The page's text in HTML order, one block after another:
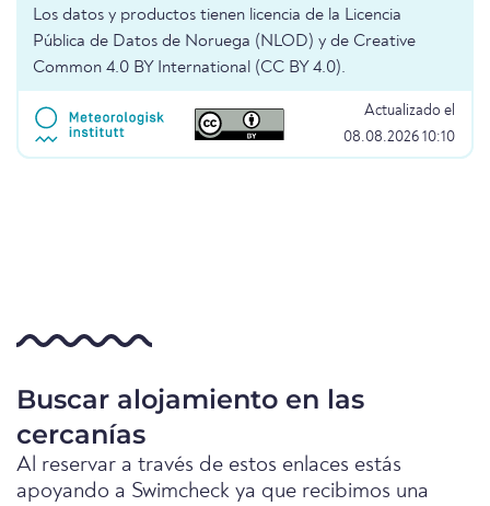
Los datos y productos tienen licencia de la Licencia
Pública de Datos de Noruega (NLOD) y de Creative
Common 4.0 BY International (CC BY 4.0).
Actualizado el
08.08.2026 10:10
Buscar alojamiento en las
cercanías
Al reservar a través de estos enlaces estás
apoyando a Swimcheck ya que recibimos una